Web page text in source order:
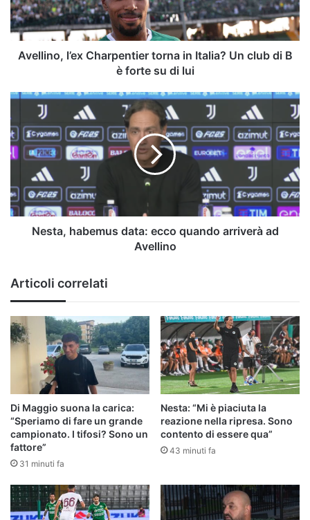
Un
club
su
lui
Avellino, l’ex Charpentier torna in Italia? Un club di B
è forte su di lui
Nesta,
habemus
data:
ecco
quando
arriverà
ad
Avellino
Nesta, habemus data: ecco quando arriverà ad
Avellino
Articoli correlati
Di Maggio suona la carica:
“Speriamo di fare un grande
campionato. I tifosi? Sono un
fattore”
31 minuti fa
Nesta: “Mi è piaciuta la
reazione nella ripresa. Sono
contento di essere qua”
43 minuti fa